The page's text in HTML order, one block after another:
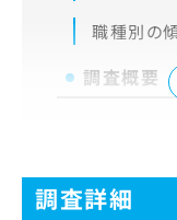
職種別の
調査概要
調査詳細